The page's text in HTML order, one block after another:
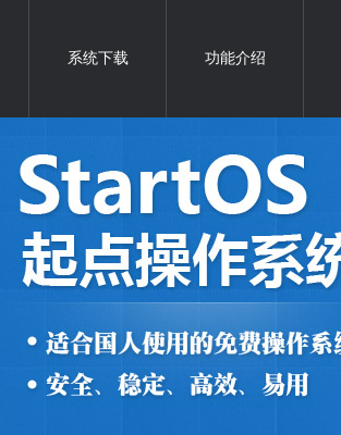
系统下载 功能介绍